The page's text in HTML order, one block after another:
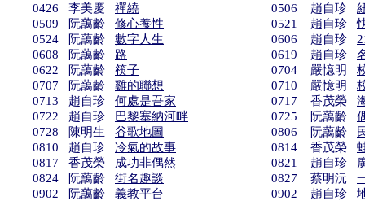
0426 李美慶 禪繞
0509 阮藹齡 修心養性
0524 阮藹齡 數字人生
0608 阮藹齡 路
0622 阮藹齡 筷子
0707 阮藹齡 雞的聯想
0713 趙自珍 何處是吾家
0722 趙自珍
巴黎塞納河畔
0728 陳明生 谷歌地圖
0810 趙自珍 冷氣的故事
0817 香茂榮 成功非偶然
0824 阮藹齡 街名趣談
0902 阮藹齡 義教平台
0506 趙自珍
0521 趙自珍
0606 趙自珍
0619 趙自珍
0704 嚴憶明
0710 嚴憶明
0717 香茂榮
0725 阮藹齡
0806 阮藹齡
0814 香茂榮
0821 趙自珍
0827 蔡明沅
0902 趙自珍